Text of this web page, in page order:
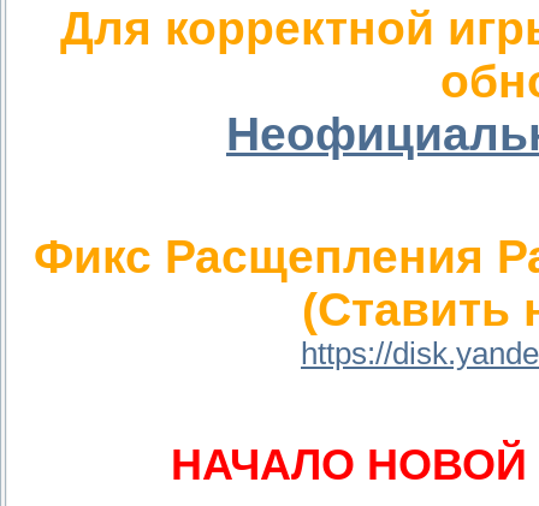
Для корректной
Фикс Расщепления
(Ставить
https://
НАЧАЛО НОВОЙ